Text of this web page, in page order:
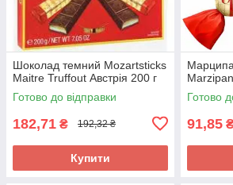
Шоколад темний Mozartsticks
Maitre Truffout Австрія 200 г
Готово до відправки
182,71 ₴ 192,32 ₴
Купити
Готово
91,85